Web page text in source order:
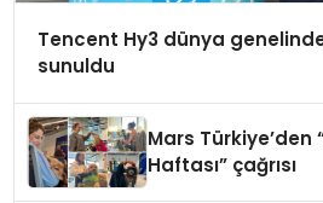
Tencent Hy3 dünya
sunuldu
Mars Türkiye’den
Haftası” çağrısı